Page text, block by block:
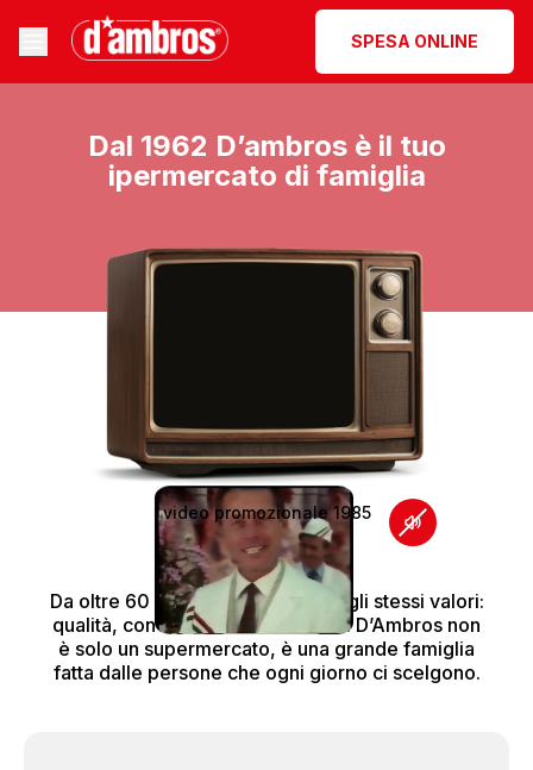
SPESA ONLINE
Dal 1962 D’ambros è il tuo
ipermercato di famiglia
video promozionale 1985
Da oltre 60 anni restiamo fedeli agli stessi valori:
qualità, convenienza e sicurezza. D’Ambros non
è solo un supermercato, è una grande famiglia
fatta dalle persone che ogni giorno ci scelgono.